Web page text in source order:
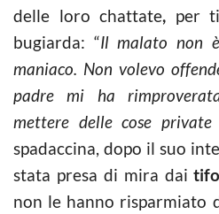
delle loro chattate, per
bugiarda: “Il malato non
maniaco. Non volevo
padre mi ha
mettere delle cose private
spadaccina, dopo il suo
stata presa di mira dai
non le hanno risparmiato